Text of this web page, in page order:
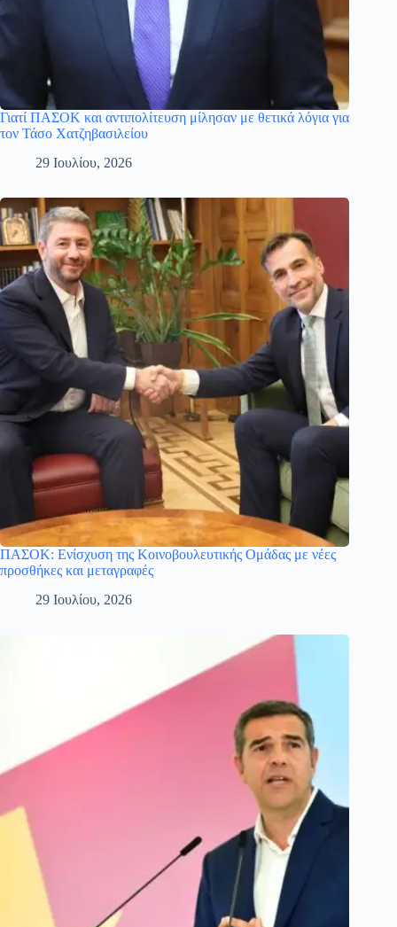
Γιατί ΠΑΣΟΚ και αντιπολίτευση μίλησαν με θετικά λόγια για
τον Τάσο Χατζηβασιλείου
29 Ιουλίου, 2026
ΠΑΣΟΚ: Ενίσχυση της Κοινοβουλευτικής Ομάδας με νέες
προσθήκες και μεταγραφές
29 Ιουλίου, 2026